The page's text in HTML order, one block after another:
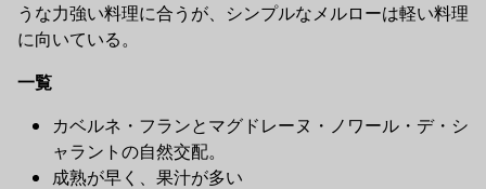
うな力強い料理に合うが、シンプルなメルローは軽い料理
に向いている。
一覧
カベルネ・フランとマグドレーヌ・ノワール・デ・シ
ャラントの自然交配。
成熟が早く、果汁が多い